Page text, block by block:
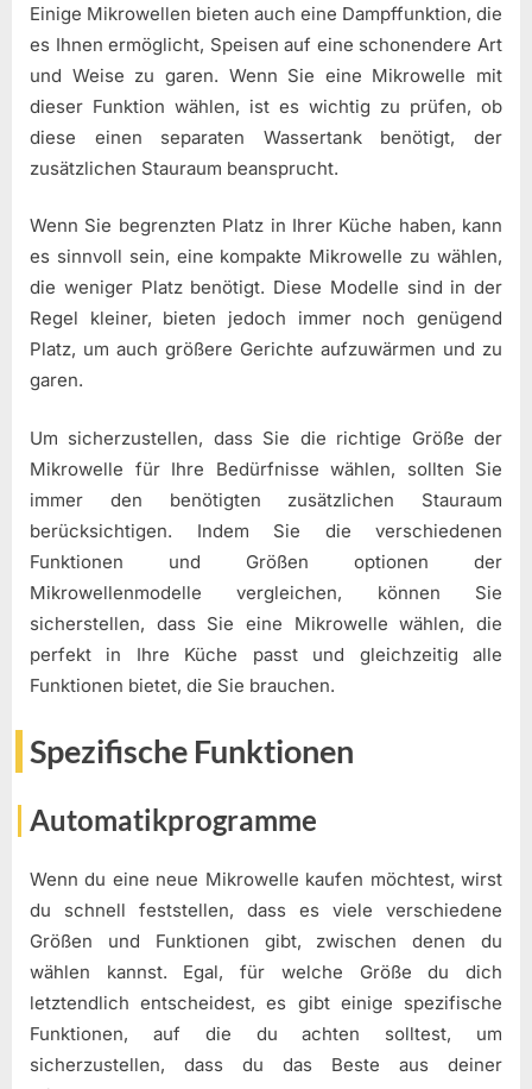
Einige Mikrowellen bieten auch eine Dampffunktion, die
es Ihnen ermöglicht, Speisen auf eine schonendere Art
und Weise zu garen. Wenn Sie eine Mikrowelle mit
dieser Funktion wählen, ist es wichtig zu prüfen, ob
diese einen separaten Wassertank benötigt, der
zusätzlichen Stauraum beansprucht.
Wenn Sie begrenzten Platz in Ihrer Küche haben, kann
es sinnvoll sein, eine kompakte Mikrowelle zu wählen,
die weniger Platz benötigt. Diese Modelle sind in der
Regel kleiner, bieten jedoch immer noch genügend
Platz, um auch größere Gerichte aufzuwärmen und zu
garen.
Um sicherzustellen, dass Sie die richtige Größe der
Mikrowelle für Ihre Bedürfnisse wählen, sollten Sie
immer den benötigten zusätzlichen Stauraum
berücksichtigen. Indem Sie die verschiedenen
Funktionen und Größen optionen der
Mikrowellenmodelle vergleichen, können Sie
sicherstellen, dass Sie eine Mikrowelle wählen, die
perfekt in Ihre Küche passt und gleichzeitig alle
Funktionen bietet, die Sie brauchen.
Spezifische Funktionen
Automatikprogramme
Wenn du eine neue Mikrowelle kaufen möchtest, wirst
du schnell feststellen, dass es viele verschiedene
Größen und Funktionen gibt, zwischen denen du
wählen kannst. Egal, für welche Größe du dich
letztendlich entscheidest, es gibt einige spezifische
Funktionen, auf die du achten solltest, um
sicherzustellen, dass du das Beste aus deiner